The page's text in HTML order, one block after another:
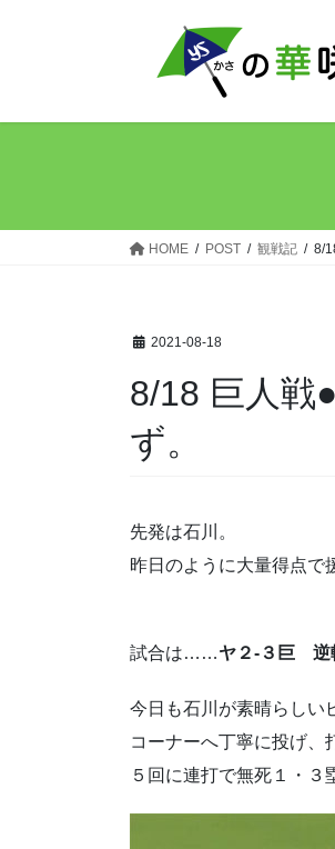
ツ
シ
HOME POST 観戦記 8/
2021-08-18
8/18 巨人戦
ず。
先発は石川。
昨日のように大量得点で
試合は……ヤ２-３巨 逆
今日も石川が素晴らしい
コーナーへ丁寧に投げ、
５回に連打で無死１・３